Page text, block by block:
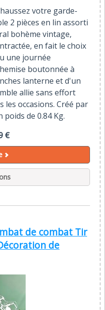
votre garde-
2 pièces en lin assorti
bohème vintage,
en fait le choix
une journée
boutonnée à
lanterne et d'un
allie sans effort
occasions. Créé par
de 0.84 Kg.
€
de combat Tir
de